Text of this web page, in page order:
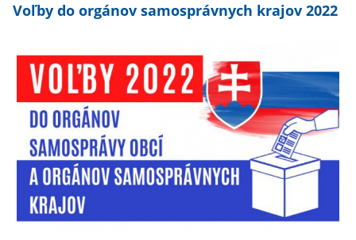
Voľby do orgánov samosprávnych krajov 2022